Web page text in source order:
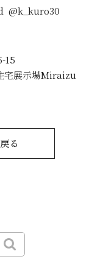
@k_kuro30
15
宅展示場Miraizu
る